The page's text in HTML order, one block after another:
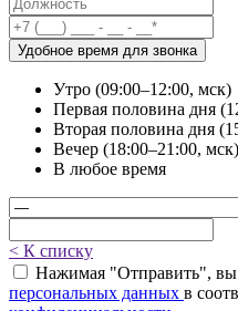
Удобное время для звонка
Утро (09:00–12:00, мск)
Первая половина дня
Вторая половина дня
Вечер (18:00–21:00, мск)
В любое время
< К списку
Нажимая "Отправить", вы
персональных данных в